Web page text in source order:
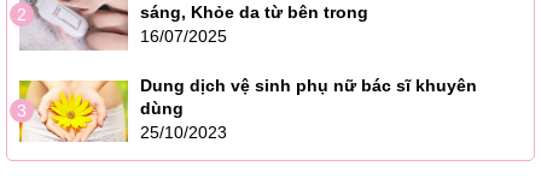
2
sáng, Khỏe da từ bên trong
16/07/2025
3
Dung dịch vệ sinh phụ nữ bác sĩ khuyên
dùng
25/10/2023